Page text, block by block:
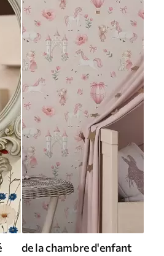
de la chambre d'enfant